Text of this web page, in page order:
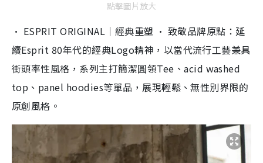
點擊圖片放大
· ESPRIT ORIGINAL｜經典重塑 · 致敬品牌原點：延
續Esprit 80年代的經典Logo精神，以當代流行工藝兼具
街頭率性風格， 系列主打簡潔圓領Tee、acid washed
top、panel hoodies等單品，展現輕鬆、無性別界限的
原創風格。